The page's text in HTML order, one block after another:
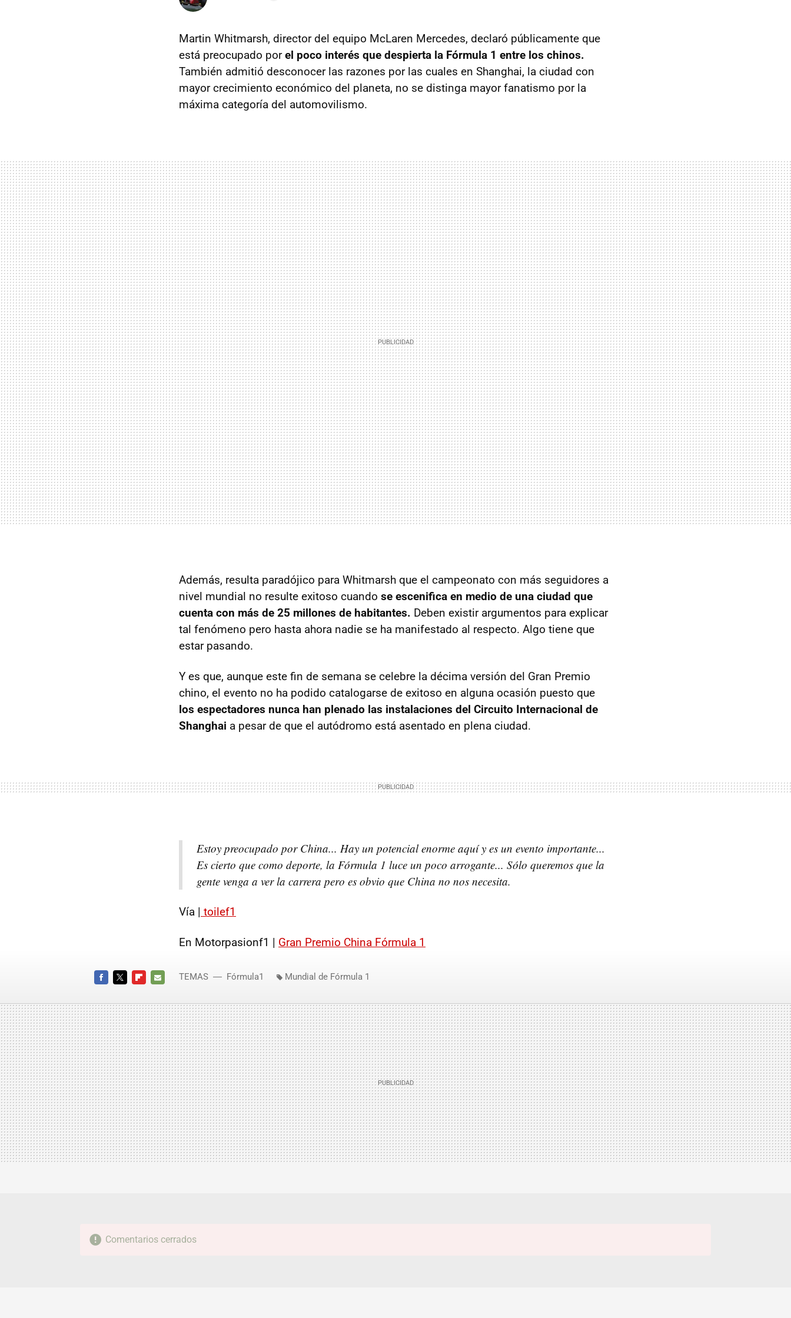
Martin Whitmarsh, director del equipo McLaren Mercedes, declaró públicamente que
está preocupado porel poco interés que despierta la Fórmula 1 entre los chinos.
También admitió desconocer las razones por las cuales en Shanghai, la ciudad con
mayor crecimiento económico del planeta, no se distinga mayor fanatismo por la
máxima categoría del automovilismo.
Además, resulta paradójico para Whitmarsh que el campeonato con más seguidores a
nivel mundial no resulte exitoso cuando se escenifica en medio de una ciudad que
cuenta con más de 25 millones de habitantes. Deben existir argumentos para explicar
tal fenómeno pero hasta ahora nadie se ha manifestado al respecto. Algo tiene que
estar pasando.
Y es que, aunque este fin de semana se celebre la décima versión del Gran Premio
chino, el evento no ha podido catalogarse de exitoso en alguna ocasión puesto que
los espectadores nunca han plenado las instalaciones del Circuito Internacional de
Shanghai a pesar de que el autódromo está asentado en plena ciudad.
Estoy preocupado por China... Hay un potencial enorme aquí y es un evento importante...
Es cierto que como deporte, la Fórmula 1 luce un poco arrogante... Sólo queremos que la
gente venga a ver la carrera pero es obvio que China no nos necesita.
Vía | toilef1
En Motorpasionf1 | Gran Premio China Fórmula 1
MAIL
TEMAS Fórmula1 Mundial de Fórmula 1
Comentarios cerrados